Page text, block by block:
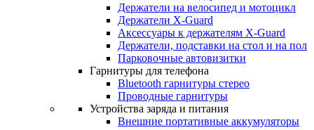
Держатели на велосипед и мотоцикл
Держатели X-Guard
Аксессуары к держателям X-Guard
Держатели, подставки на стол и на пол
Парковочные автовизитки
Гарнитуры для телефона
Bluetooth гарнитуры стерео
Проводные гарнитуры
Устройства заряда и питания
Внешние портативные аккумуляторы